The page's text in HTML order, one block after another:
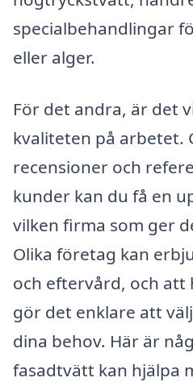
specialbehandlingar
eller alger.
För det andra, är det
kvaliteten på arbetet.
recensioner och
kunder kan du få en
vilken firma som ger
Olika företag kan
och eftervård, och
gör det enklare att
dina behov. Här är
fasadtvätt kan hjälpa